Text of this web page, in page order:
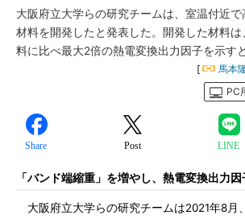
大阪府立大学らの研究チームは、室温付近
材料を開発したと発表した。開発した材料
料に比べ最大2倍の熱電変換出力因子を示す
[ 馬本
PC
Share Post LINE
「バンド端縮重」を増やし、熱電変換出力
大阪府立大学らの研究チームは2021年8月